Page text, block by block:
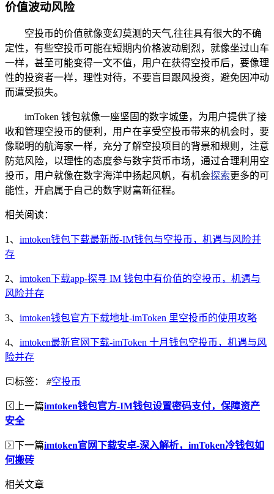
价值波动风险
空投币的价值就像变幻莫测的天气,往往具有很大的不确
定性，有些空投币可能在短期内价格波动剧烈，就像坐过山车
一样，甚至可能变得一文不值，用户在获得空投币后，要像理
性的投资者一样，理性对待，不要盲目跟风投资，避免因冲动
而遭受损失。
imToken 钱包就像一座坚固的数字城堡，为用户提供了接
收和管理空投币的便利，用户在享受空投币带来的机会时，要
像聪明的航海家一样，充分了解空投项目的背景和规则，注意
防范风险，以理性的态度参与数字货币市场，通过合理利用空
投币，用户就像在数字海洋中扬起风帆，有机会探索更多的可
能性，开启属于自己的数字财富新征程。
相关阅读：
1、 imtoken钱包下载最新版-IM钱包与空投币，机遇与风险并
存
2、 imtoken下载app-探寻 IM 钱包中有价值的空投币，机遇与
风险并存
3、 imtoken钱包官方下载地址-imToken 里空投币的使用攻略
4、 imtoken最新官网下载-imToken 十月钱包空投币，机遇与风
险并存
标签： #空投币
上一篇imtoken钱包官方-IM钱包设置密码支付，保障资产
安全
下一篇imtoken官网下载安卓-深入解析，imToken冷钱包如
何搬砖
相关文章